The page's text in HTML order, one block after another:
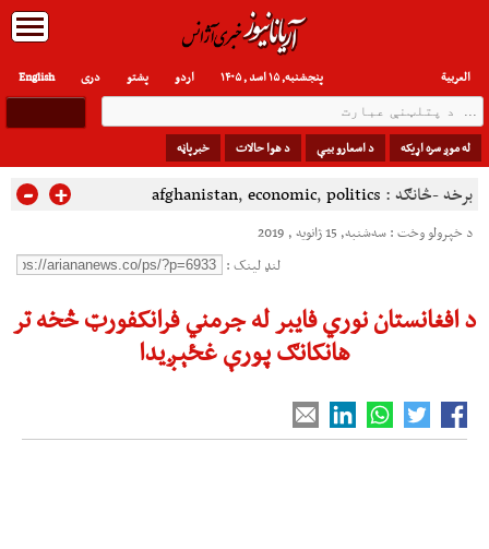
English دری پشتو العربیة اردو پنجشنبه, ۱۵ اسد , ۱۴۰۵
له موږ سره اړیکه د اسعارو بیې د هوا حالات خبرپاڼه
برخه -څانګه : afghanistan, economic, politics
- +
د خپرولو وخت : سه‌شنبه, 15 ژانویه , 2019
لنډ لینک :
د افغانستان نوري فايبر له جرمني فرانکفورټ څخه تر
هانکانګ پورې غځېږيدا